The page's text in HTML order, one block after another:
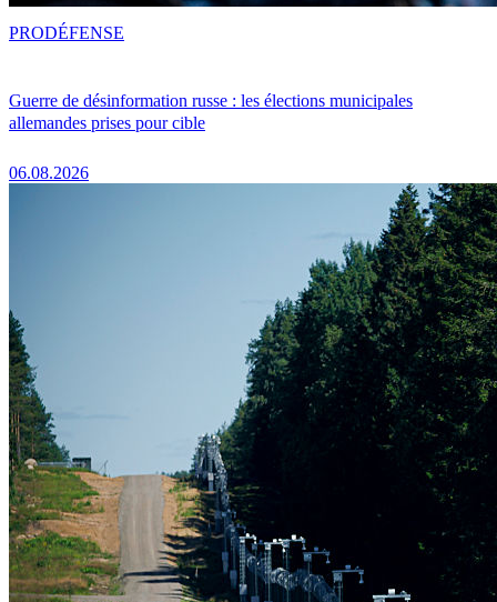
Guerre de désinformation russe : les élections municipales
allemandes prises pour cible
06.08.2026
PRODÉFENSE